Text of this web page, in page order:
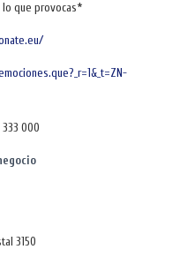
lo que provocas*
000
3150